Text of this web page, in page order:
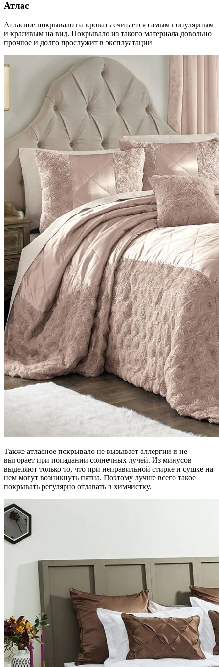
Атлас
Атласное покрывало на кровать считается самым популярным
и красивым на вид. Покрывало из такого материала довольно
прочное и долго прослужит в эксплуатации.
Также атласное покрывало не вызывает аллергии и не
выгорает при попадании солнечных лучей. Из минусов
выделяют только то, что при неправильной стирке и сушке на
нем могут возникнуть пятна. Поэтому лучше всего такое
покрывать регулярно отдавать в химчистку.